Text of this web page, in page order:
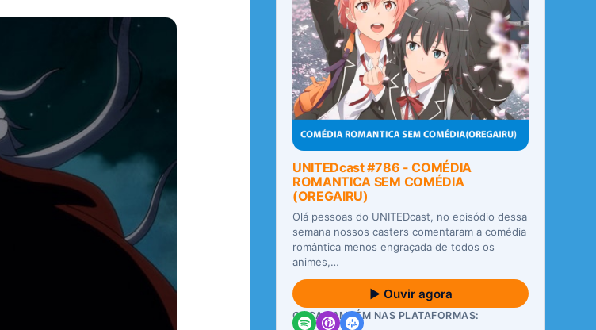
UNITEDcast #786 - COMÉDIA
ROMANTICA SEM COMÉDIA
(OREGAIRU)
Olá pessoas do UNITEDcast, no episódio dessa
semana nossos casters comentaram a comédia
romântica menos engraçada de todos os
animes,…
▶ Ouvir agora
OUÇA TAMBÉM NAS PLATAFORMAS: